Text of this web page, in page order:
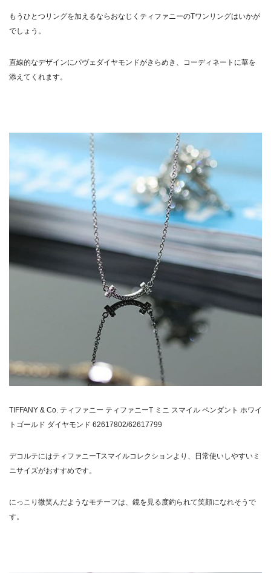
もうひとつリングを加えるならおなじくティファニーのTワンリングはいかが
でしょう。
直線的なデザインにパヴェダイヤモンドがきらめき、コーディネートに華を
添えてくれます。
TIFFANY & Co. ティファニー ティファニーT ミニ スマイル ペンダント ホワイ
トゴールド ダイヤモンド 62617802/62617799
デコルテにはティファニーTスマイルコレクションより、日常使いしやすいミ
ニサイズがおすすめです。
にっこり微笑んだようなモチーフは、鏡を見る度釣られて笑顔になれそうで
す。